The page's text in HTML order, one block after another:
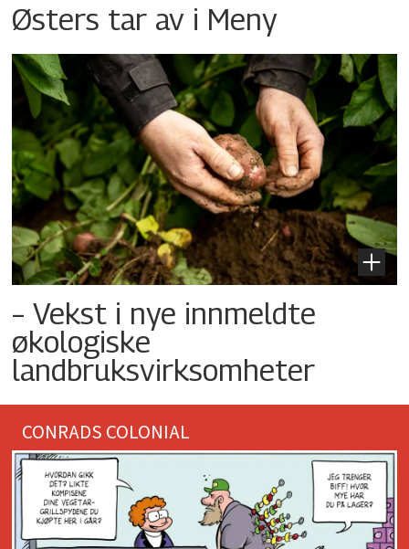
Østers tar av i Meny
– Vekst i nye innmeldte
økologiske
landbruksvirksomheter
CONRADS COLONIAL